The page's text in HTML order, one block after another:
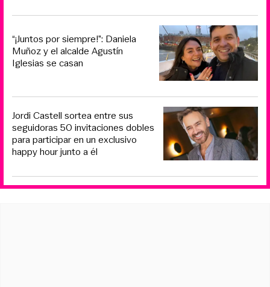
“¡Juntos por siempre!”: Daniela
Muñoz y el alcalde Agustín
Iglesias se casan
Jordi Castell sortea entre sus
seguidoras 50 invitaciones dobles
para participar en un exclusivo
happy hour junto a él